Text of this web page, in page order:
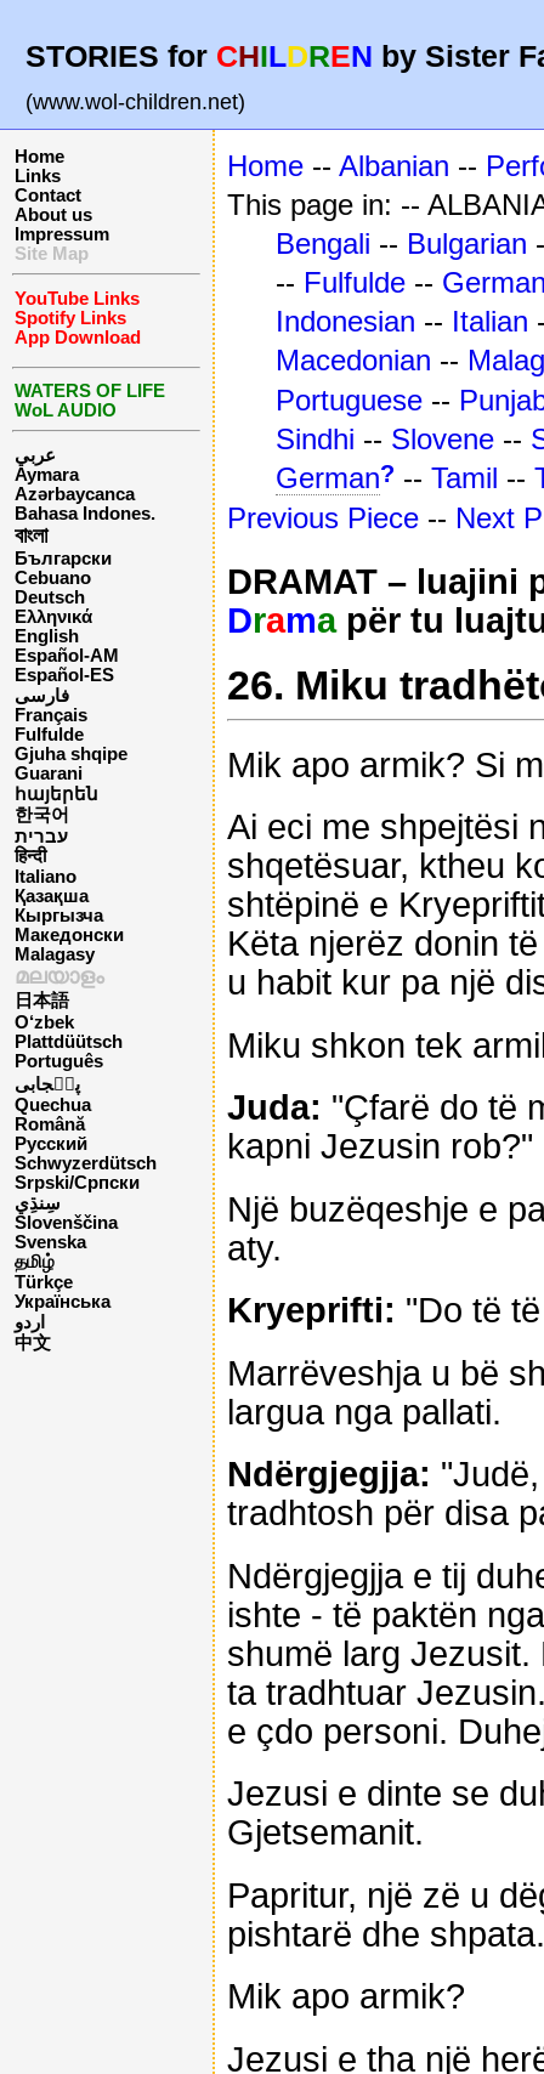
STORIES for CHILDREN by Sister
(www.wol-children.net)
Home
Links
Contact
About us
Impressum
Site Map
YouTube Links
Spotify Links
App Download
WATERS OF LIFE
WoL AUDIO
عربي
Aymara
Azərbaycanca
Bahasa Indones.
বাংলা
Български
Cebuano
Deutsch
Ελληνικά
English
Español-AM
Español-ES
فارسی
Français
Fulfulde
Gjuha shqipe
Guarani
հայերեն
한국어
עברית
हिन्दी
Italiano
Қазақша
Кыргызча
Македонски
Malagasy
മലയാളം
日本語
O‘zbek
Plattdüütsch
Português
پن٘جابی
Quechua
Română
Русский
Schwyzerdütsch
Srpski/Српски
Slovenščina
Svenska
தமிழ்
Türkçe
Українська
اردو
中文
Home -- Albanian --
This page in: --
Bengali -- Bulgarian
-- Fulfulde --
Indonesian -- Italian
Macedonian --
Portuguese --
Sindhi -- Slovene --
German? -- Tamil --
Previous Piece -- Next
DRAMAT – luajini
Dramapër tu
26. Miku
Mik apo armik? Si
Ai eci me shpejtësi
shqetësuar, ktheu
shtëpinë e
Këta njerëz donin
u habit kur pa një
Miku shkon tek
Juda: "Çfarë do të
kapni Jezusin rob?"
Një buzëqeshje e
aty.
Kryeprifti: "Do të
Marrëveshja u bë
largua nga pallati.
Ndërgjegjja:
tradhtosh për disa
Ndërgjegjja e tij
ishte - të paktën
shumë larg
ta tradhtuar
e çdo personi.
Jezusi e dinte se
Gjetsemanit.
Papritur, një zë u
pishtarë dhe shpata.
Mik apo armik?
Jezusi e tha një